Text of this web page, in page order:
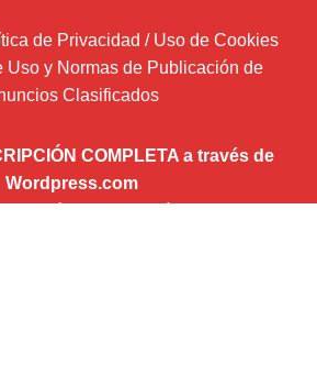
de Privacidad / Uso de Cookies
Uso y Normas de Publicación de
Clasificados
COMPLETA a través de
Wordpress.com